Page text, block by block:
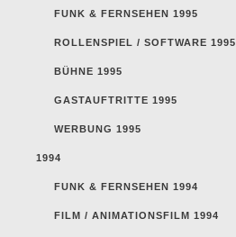
FUNK & FERNSEHEN 1995
ROLLENSPIEL / SOFTWARE 1995
BÜHNE 1995
GASTAUFTRITTE 1995
WERBUNG 1995
1994
FUNK & FERNSEHEN 1994
FILM / ANIMATIONSFILM 1994